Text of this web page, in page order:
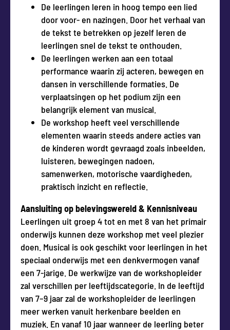
De leerlingen leren in hoog tempo een lied
door voor- en nazingen. Door het verhaal van
de tekst te betrekken op jezelf leren de
leerlingen snel de tekst te onthouden.
De leerlingen werken aan een totaal
performance waarin zij acteren, bewegen en
dansen in verschillende formaties. De
verplaatsingen op het podium zijn een
belangrijk element van musical.
De workshop heeft veel verschillende
elementen waarin steeds andere acties van
de kinderen wordt gevraagd zoals inbeelden,
luisteren, bewegingen nadoen,
samenwerken, motorische vaardigheden,
praktisch inzicht en reflectie.
Aansluiting op belevingswereld & Kennisniveau
Leerlingen uit groep 4 tot en met 8 van het primair
onderwijs kunnen deze workshop met veel plezier
doen. Musical is ook geschikt voor leerlingen in het
speciaal onderwijs met een denkvermogen vanaf
een 7-jarige. De werkwijze van de workshopleider
zal verschillen per leeftijdscategorie. In de leeftijd
van 7–9 jaar zal de workshopleider de leerlingen
meer werken vanuit herkenbare beelden en
muziek. En vanaf 10 jaar wanneer de leerling beter